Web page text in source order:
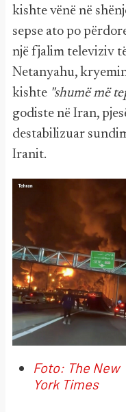
kishte vënë në
sepse ato po
një fjalim televiziv
Netanyahu,
kishte "shumë më
godiste në Iran,
destabilizuar
Iranit.
Foto: The New
York Times